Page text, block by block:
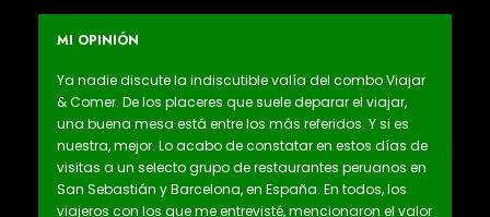
MI OPINIÓN
Ya nadie discute la indiscutible valía del combo Viajar
& Comer. De los placeres que suele deparar el viajar,
una buena mesa está entre los más referidos. Y si es
nuestra, mejor. Lo acabo de constatar en estos días de
visitas a un selecto grupo de restaurantes peruanos en
San Sebastián y Barcelona, en España. En todos, los
viajeros con los que me entrevisté, mencionaron el valor